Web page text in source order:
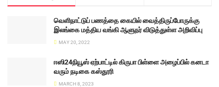
வெளிநாட்டுப் பணத்தை கையில் வைத்திருப்போருக்கு
இலங்கை மத்திய வங்கி ஆளுநர் விடுத்துள்ள அறிவிப்பு
MAY 20, 2022
ஈஸி24நியூஸ் ஏற்பாட்டில் கிருபா பிள்ளை அழைப்பில் கனடா
வரும் நடிகை கஸ்தூரி
MARCH 8, 2023